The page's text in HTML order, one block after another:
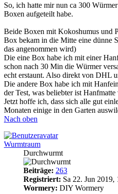
So, ich hatte mir nun ca 300
Boxen aufgeteilt habe.
Beide Boxen mit Kokoshumus und
Box bekam in die Mitte eine dünne
das angenommen wird)
Die eine Box habe ich mit einer
schon nach 30 Min die Würmer
echt erstaunt. Also direkt von DHL
Die andere Box habe ich mit
der Test, was beliebter ist
Jetzt hoffe ich, dass sich alle gut
Monaten einige in den Garten
Nach oben
Wurmtraum
Durchwurmt
Beiträge: 263
Registriert: Sa 22. Jun 2019,
Wormery: DIY Wormery